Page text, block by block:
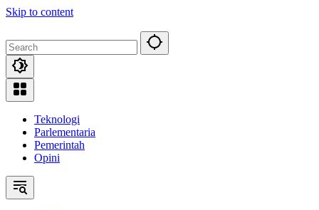
Skip to content
Teknologi
Parlementaria
Pemerintah
Opini